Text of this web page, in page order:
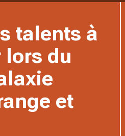
talents à
lors du
et